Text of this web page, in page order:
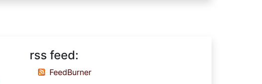
rss feed:
FeedBurner